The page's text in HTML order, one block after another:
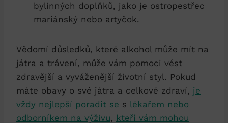
bylinných doplňků, jako je ostropestřec
mariánský nebo artyčok.
Vědomí důsledků, které alkohol může mít na
játra a trávení, může vám pomoci vést
zdravější a vyváženější životní styl. Pokud
máte obavy o své játra a celkové zdraví, je
vždy nejlepší poradit se s lékařem nebo
odborníkem na výživu, kteří vám mohou